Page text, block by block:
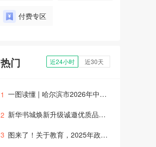
付费专区
热门 近24小时 近30天
1 一图读懂 | 哈尔滨市2026年中考体育改革
2 新华书城焕新升级诚邀优质品牌入驻
3 图来了！关于教育，2025年政府工作报告这样说——